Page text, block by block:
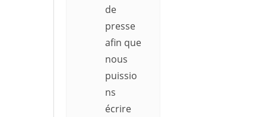
de
presse
afin que
nous
puissio
ns
écrire